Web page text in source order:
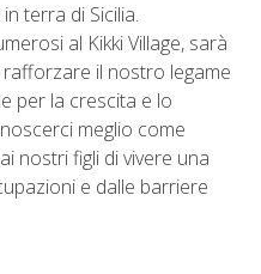
terra di Sicilia.
al Kikki Village, sarà
il nostro legame
per la crescita e lo
meglio come
nostri figli di vivere una
e dalle barriere